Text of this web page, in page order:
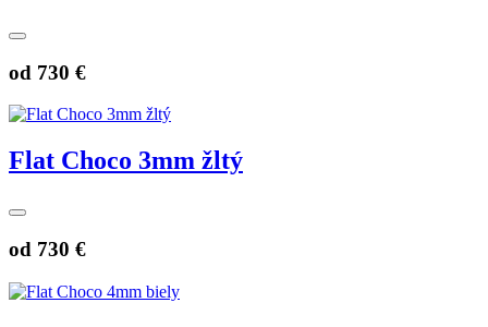
od 730 €
Flat Choco 3mm žltý
od 730 €